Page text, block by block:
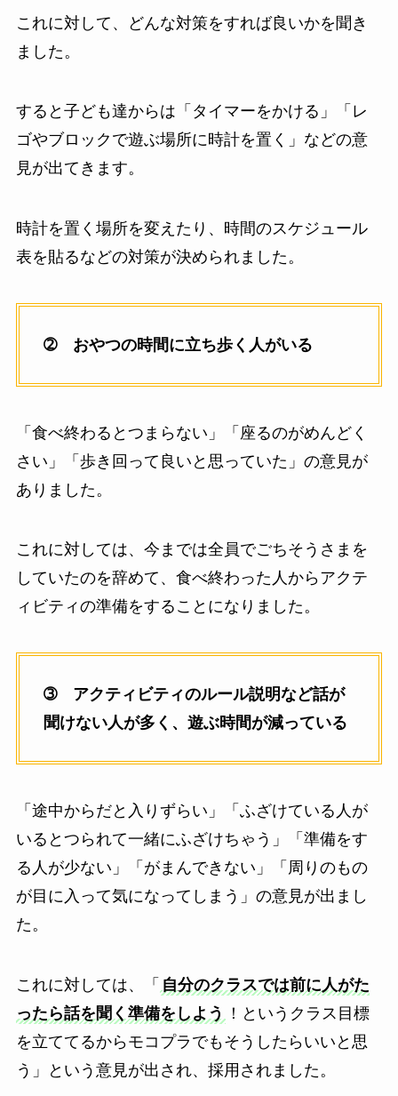
これに対して、どんな対策をすれば良いかを聞き
ました。
すると子ども達からは「タイマーをかける」「レ
ゴやブロックで遊ぶ場所に時計を置く」などの意
見が出てきます。
時計を置く場所を変えたり、時間のスケジュール
表を貼るなどの対策が決められました。
➁ おやつの時間に立ち歩く人がいる
「食べ終わるとつまらない」「座るのがめんどく
さい」「歩き回って良いと思っていた」の意見が
ありました。
これに対しては、今までは全員でごちそうさまを
していたのを辞めて、食べ終わった人からアクテ
ィビティの準備をすることになりました。
➂ アクティビティのルール説明など話が
聞けない人が多く、遊ぶ時間が減っている
「途中からだと入りずらい」「ふざけている人が
いるとつられて一緒にふざけちゃう」「準備をす
る人が少ない」「がまんできない」「周りのもの
が目に入って気になってしまう」の意見が出まし
た。
これに対しては、「 自分のクラスでは前に人がた
ったら話を聞く準備をしよう
！というクラス目標
を立ててるからモコプラでもそうしたらいいと思
う」という意見が出され、採用されました。